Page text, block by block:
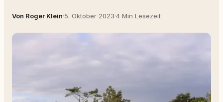
Von Roger Klein·5. Oktober 2023·4 Min Lesezeit